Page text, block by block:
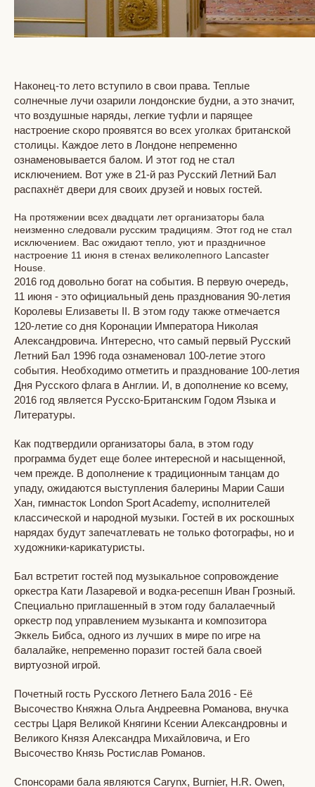
Наконец-то лето вступило в свои права. Теплые
солнечные лучи озарили лондонские будни, а это значит,
что воздушные наряды, легкие туфли и парящее
настроение скоро проявятся во всех уголках британской
столицы. Каждое лето в Лондоне непременно
ознаменовывается балом. И этот год не стал
исключением. Вот уже в 21-й раз Русский Летний Бал
распахнёт двери для своих друзей и новых гостей.
На протяжении всех двадцати лет организаторы бала
неизменно следовали русским традициям. Этот год не стал
исключением. Вас ожидают тепло, уют и праздничное
настроение 11 июня в стенах великолепного Lancaster
House.
2016 год довольно богат на события. В первую очередь,
11 июня - это официальный день празднования 90-летия
Королевы Елизаветы II. В этом году также отмечается
120-летие со дня Коронации Императора Николая
Александровича. Интересно, что самый первый Русский
Летний Бал 1996 года ознаменовал 100-летие этого
события. Необходимо отметить и празднование 100-летия
Дня Русского флага в Англии. И, в дополнение ко всему,
2016 год является Русско-Британским Годом Языка и
Литературы.
Как подтвердили организаторы бала, в этом году
программа будет еще более интересной и насыщенной,
чем прежде. В дополнение к традиционным танцам до
упаду, ожидаются выступления балерины Марии Саши
Хан, гимнасток London Sport Academy, исполнителей
классической и народной музыки. Гостей в их роскошных
нарядах будут запечатлевать не только фотографы, но и
художники-карикатуристы.
Бал встретит гостей под музыкальное сопровождение
оркестра Кати Лазаревой и водка-ресепшн Иван Грозный.
Специально приглашенный в этом году балалаечный
оркестр под управлением музыканта и композитора
Эккель Бибса, одного из лучших в мире по игре на
балалайке, непременно поразит гостей бала своей
виртуозной игрой.
Почетный гость Русского Летнего Бала 2016 - Её
Высочество Княжна Ольга Андреевна Романова, внучка
сестры Царя Великой Княгини Ксении Александровны и
Великого Князя Александра Михайловича, и Его
Высочество Князь Ростислав Романов.
Спонсорами бала являются Carynx, Burnier, H.R. Owen,